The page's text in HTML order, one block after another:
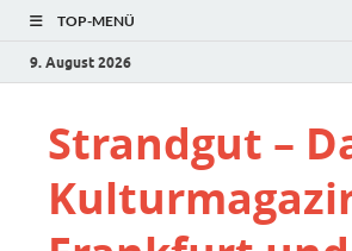
TOP-MENÜ
9. August 2026
Strandgut –